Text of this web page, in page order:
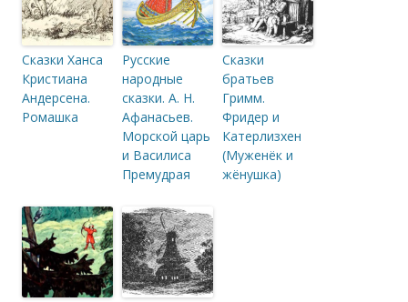
Сказки Ханса
Кристиана
Андерсена.
Ромашка
Русские
народные
сказки. А. Н.
Афанасьев.
Морской царь
и Василиса
Премудрая
Сказки
братьев
Гримм.
Фридер и
Катерлизхен
(Муженёк и
жёнушка)